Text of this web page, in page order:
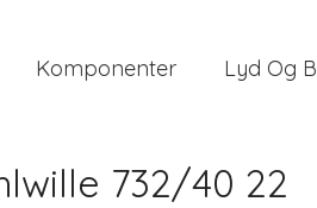
Komponenter Lyd Og
732/40 22